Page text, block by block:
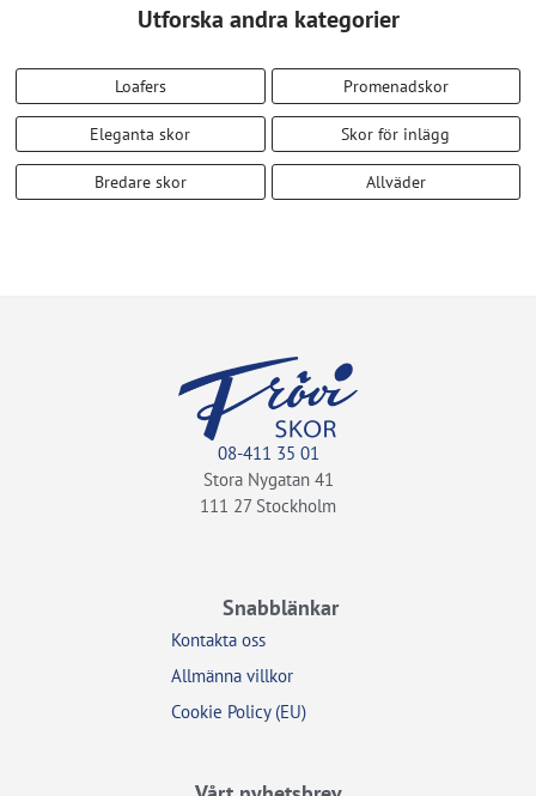
Utforska andra kategorier
Loafers Promenadskor
Eleganta skor Skor för inlägg
Bredare skor Allväder
08-411 35 01
Stora Nygatan 41
111 27 Stockholm
Snabblänkar
Kontakta oss
Allmänna villkor
Cookie Policy (EU)